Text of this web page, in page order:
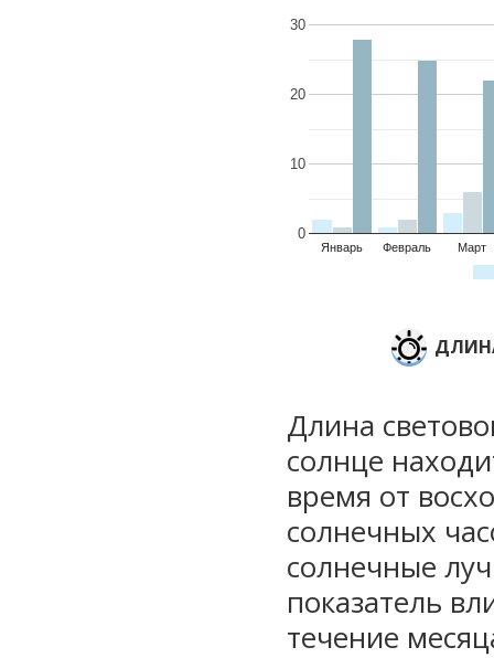
Январь Февраль Март
0
10
20
30
Длина
солнце
время от
солнечных
солнечные
показатель
течение